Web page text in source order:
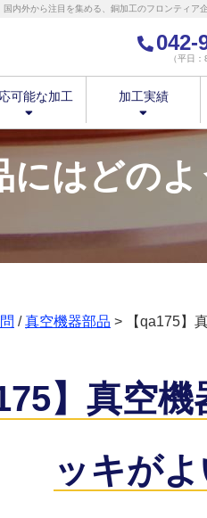
国内外から注目を集める、銅加工のフロンティア
042-
（平日
可能な加工 加工実績
にはどの
/真空機器部品 > 【qa175】
】真空
ッキが